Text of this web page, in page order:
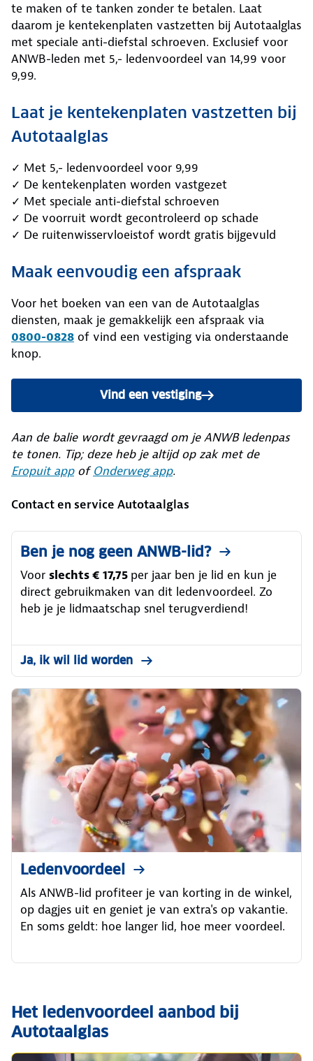
te maken of te tanken zonder te betalen. Laat
daarom je kentekenplaten vastzetten bij Autotaalglas
met speciale anti-diefstal schroeven. Exclusief voor
ANWB-leden met 5,- ledenvoordeel van 14,99 voor
9,99.
Laat je kentekenplaten vastzetten bij
Autotaalglas
✓ Met 5,- ledenvoordeel voor 9,99
✓ De kentekenplaten worden vastgezet
✓ Met speciale anti-diefstal schroeven
✓ De voorruit wordt gecontroleerd op schade
✓ De ruitenwisservloeistof wordt gratis bijgevuld
Maak eenvoudig een afspraak
Voor het boeken van een van de Autotaalglas
diensten, maak je gemakkelijk een afspraak via
0800-0828 of vind een vestiging via onderstaande
knop.
Vind een vestiging
Aan de balie wordt gevraagd om je ANWB ledenpas
te tonen. Tip; deze heb je altijd op zak met de
Eropuit appofOnderweg app.
Contact en service Autotaalglas
Ben je nog geen ANWB-lid?
Voor slechts € 17,75 per jaar ben je lid en kun je
direct gebruikmaken van dit ledenvoordeel. Zo
heb je je lidmaatschap snel terugverdiend!
Ja, ik wil lid worden
Ledenvoordeel
Als ANWB-lid profiteer je van korting in de winkel,
op dagjes uit en geniet je van extra's op vakantie.
En soms geldt: hoe langer lid, hoe meer voordeel.
Het ledenvoordeel aanbod bij
Autotaalglas